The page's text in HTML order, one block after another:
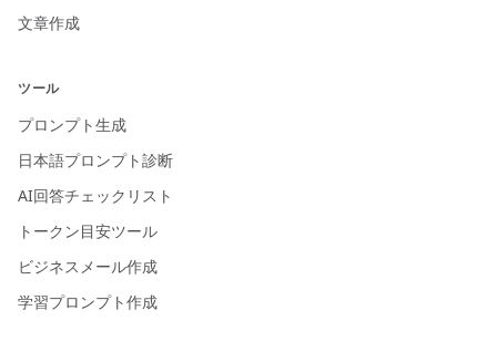
文章作成
ツール
プロンプト生成
日本語プロンプト診断
AI回答チェックリスト
トークン目安ツール
ビジネスメール作成
学習プロンプト作成